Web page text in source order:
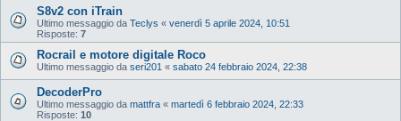
S8v2 con iTrain
Ultimo messaggio da Teclys « venerdì 5 aprile 2024, 10:51
Risposte: 7
Rocrail e motore digitale Roco
Ultimo messaggio da seri201 « sabato 24 febbraio 2024, 22:38
DecoderPro
Ultimo messaggio da mattfra « martedì 6 febbraio 2024, 22:33
Risposte: 10